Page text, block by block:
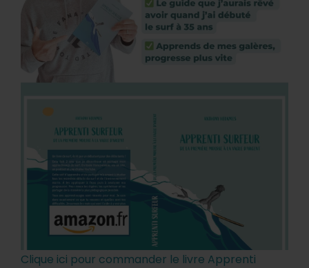
Clique ici pour commander le livre Apprenti